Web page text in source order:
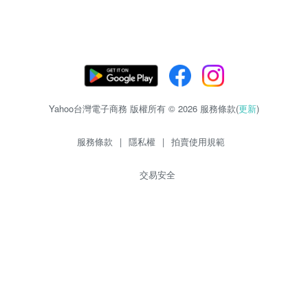
Yahoo台灣電子商務 版權所有 © 2026 服務條款(更新)
服務條款 | 隱私權 | 拍賣使用規範
交易安全